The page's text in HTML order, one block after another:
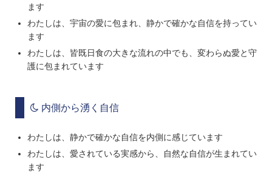
ます
わたしは、宇宙の愛に包まれ、静かで確かな自信を持ってい
ます
わたしは、皆既日食の大きな流れの中でも、変わらぬ愛と守
護に包まれています
内側から湧く自信
わたしは、静かで確かな自信を内側に感じています
わたしは、愛されている実感から、自然な自信が生まれてい
ます